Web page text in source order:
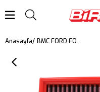
Anasayfa BMC FORD FOCUS C-MAX, SEAT CORDOBA, IBIZA, SKODA FABIA, VOLKSWAGEN BORA, VOLVO C30 KUTU İÇİ PERFORMANS HAVA FİLTRESİ FB318/01